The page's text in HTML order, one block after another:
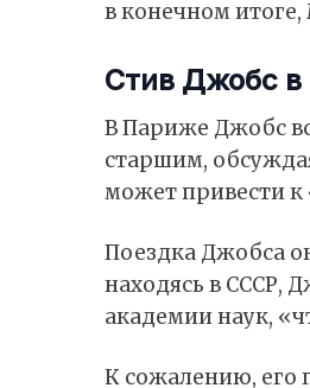
в конечном итоге,
Стив Джобс в
В Париже Джобс
старшим,
может привести
Поездка Джобса
находясь в СССР,
академии наук,
К сожалению, его